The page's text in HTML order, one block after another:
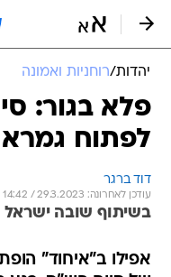
יהדות/רוחניות ואמונה
פלא בגור:
לפתוח גמרא
דוד ברגר
עודכן לאחרונה: 29.3.2023 / 14:42
בשיתוף שובה ישראל
אפילו ב"איחוד"